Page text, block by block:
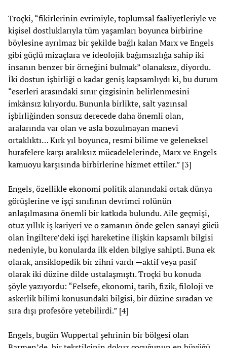
Troçki, “fikirlerinin evrimiyle, toplumsal faaliyetleriyle ve
kişisel dostluklarıyla tüm yaşamları boyunca birbirine
böylesine ayrılmaz bir şekilde bağlı kalan Marx ve Engels
gibi güçlü mizaçlara ve ideolojik bağımsızlığa sahip iki
insanın benzer bir örneğini bulmak” olanaksız, diyordu.
İki dostun işbirliği o kadar geniş kapsamlıydı ki, bu durum
“eserleri arasındaki sınır çizgisinin belirlenmesini
imkânsız kılıyordu. Bununla birlikte, salt yazınsal
işbirliğinden sonsuz derecede daha önemli olan,
aralarında var olan ve asla bozulmayan manevi
ortaklıktı… Kırk yıl boyunca, resmi bilime ve geleneksel
hurafelere karşı aralıksız mücadelelerinde, Marx ve Engels
kamuoyu karşısında birbirlerine hizmet ettiler.” [3]
Engels, özellikle ekonomi politik alanındaki ortak dünya
görüşlerine ve işçi sınıfının devrimci rolünün
anlaşılmasına önemli bir katkıda bulundu. Aile geçmişi,
otuz yıllık iş kariyeri ve o zamanın önde gelen sanayi gücü
olan İngiltere’deki işçi hareketine ilişkin kapsamlı bilgisi
nedeniyle, bu konularda ilk elden bilgiye sahipti. Buna ek
olarak, ansiklopedik bir zihni vardı —aktif veya pasif
olarak iki düzine dilde ustalaşmıştı. Troçki bu konuda
şöyle yazıyordu: “Felsefe, ekonomi, tarih, fizik, filoloji ve
askerlik bilimi konusundaki bilgisi, bir düzine sıradan ve
sıra dışı profesöre yetebilirdi.” [4]
Engels, bugün Wuppertal şehrinin bir bölgesi olan